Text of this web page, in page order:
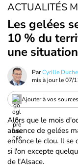
ACTUALITÉS
Les gelées
10 % du
une
ParCyrille
mis à jour le07/
Ajouter à vos
Alors que le mois
absence de gelées
enfonce le clou. Il se
si l'on excepte
de l'Alsace.